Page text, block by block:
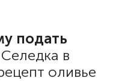
подать
Селедка в
оливье